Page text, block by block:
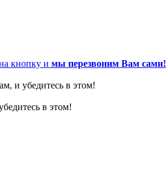
кнопку и мы перезвоним Вам сами!
и убедитесь в этом!
в этом!